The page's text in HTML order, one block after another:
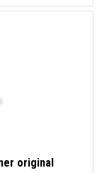
original